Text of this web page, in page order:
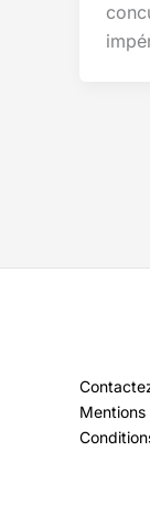
Mentions